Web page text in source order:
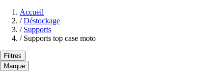
Accueil
/ Déstockage
/ Supports
/ Supports top case moto
Filtres
Marque